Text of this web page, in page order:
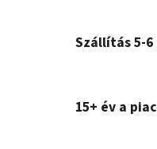
Szállítás 5-
15+ év a